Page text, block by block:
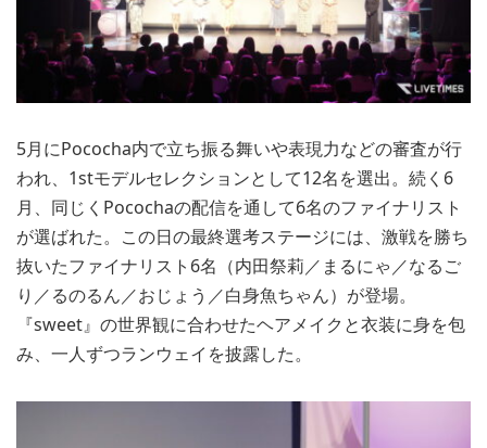
5月にPococha内で立ち振る舞いや表現力などの審査が行
われ、1stモデルセレクションとして12名を選出。続く6
月、同じくPocochaの配信を通して6名のファイナリスト
が選ばれた。この日の最終選考ステージには、激戦を勝ち
抜いたファイナリスト6名（内田祭莉／まるにゃ／なるご
り／るのるん／おじょう／白身魚ちゃん）が登場。
『sweet』の世界観に合わせたヘアメイクと衣装に身を包
み、一人ずつランウェイを披露した。